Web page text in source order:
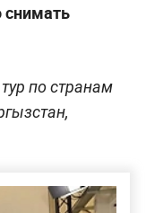
снимать
по странам